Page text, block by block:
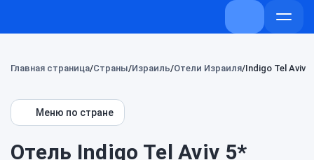
+7 (800) 707-
Главная страница Страны Израиль Отели Израиля Indigo Tel Aviv
Меню по стране
Отель Indigo Tel Aviv 5*